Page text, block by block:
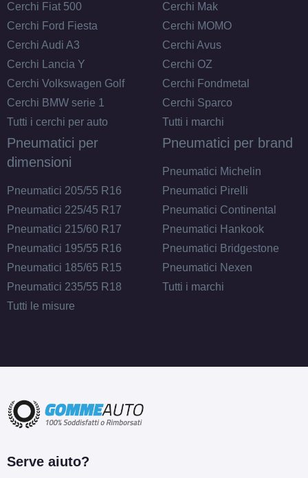
Cerchi Fiat 500
Cerchi Ford Fiesta
Cerchi Audi A3
Cerchi Lancia Y
Cerchi Volkswagen Golf
Cerchi BMW serie 1
Tutti i cerchi per auto
Cerchi Mak
Cerchi MOMO
Cerchi Avus
Cerchi OZ
Cerchi Fondmetal
Cerchi Sparco
Tutti i marchi
Pneumatici per
dimensioni
Pneumatici 205/55 R16
Pneumatici 225/45 R17
Pneumatici 215/60 R17
Pneumatici 195/55 R16
Pneumatici 185/65 R15
Pneumatici 235/55 R18
Tutti le misure
Pneumatici per brand
Pneumatici Michelin
Pneumatici Pirelli
Pneumatici Continental
Pneumatici Hankook
Pneumatici Bridgestone
Pneumatici Nexen
Tutti i marchi
Serve aiuto?